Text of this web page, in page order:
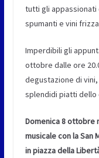
tutti gli appassionati
spumanti e vini
Imperdibili gli
ottobre dalle ore
degustazione di
splendidi piatti dello
Domenica 8 ottobre
musicale con la San
in piazza della